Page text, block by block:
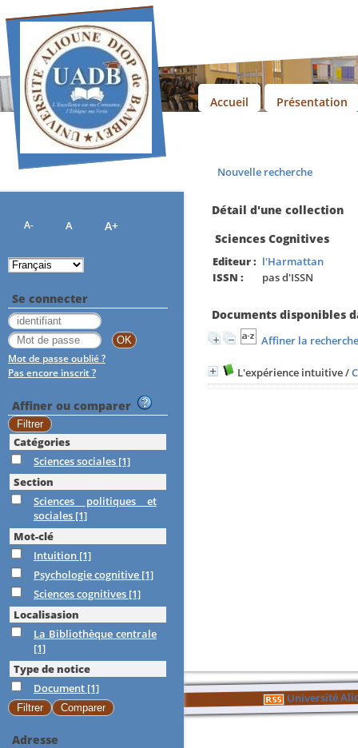
Nouvelle recherche
Détail d'une collection
Sciences Cognitives
Editeur : l'Harmattan
ISSN :
pas d'ISSN
Documents disponibles
Affiner la recherche
L'expérience intuitive/
Université
Accueil Présentation
A- A A+
Se connecter
Mot de passe oublié ?
Pas encore inscrit ?
Affiner ou comparer
Catégories
Sciences sociales [1]
Section
Sciences politiques et
sociales [1]
Mot-clé
Intuition [1]
Psychologie cognitive [1]
Sciences cognitives [1]
Localisasion
La Bibliothèque centrale
[1]
Type de notice
Document [1]
Adresse